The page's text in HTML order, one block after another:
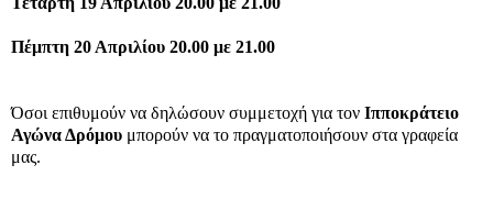
Πέμπτη 20 Απριλίου 20.00 με 21.00
Όσοι επιθυμούν να δηλώσουν συμμετοχή για τον Ιπποκράτειο
Αγώνα Δρόμου μπορούν να το πραγματοποιήσουν στα γραφεία
μας.